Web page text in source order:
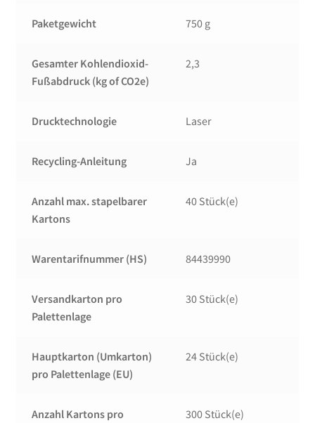
Paketgewicht 750 g
Gesamter Kohlendioxid-
Fußabdruck (kg of CO2e)
2,3
Drucktechnologie Laser
Recycling-Anleitung Ja
Anzahl max. stapelbarer
Kartons
40 Stück(e)
Warentarifnummer (HS) 84439990
Versandkarton pro
Palettenlage
30 Stück(e)
Hauptkarton (Umkarton)
pro Palettenlage (EU)
24 Stück(e)
Anzahl Kartons pro
300 Stück(e)